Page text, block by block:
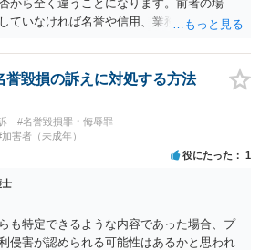
から全く違うことになります。前者の場
ていなければ名誉や信用、業務にかかる犯
誉毀損の訴えに対処する方法
#名誉毀損罪・侮辱罪
加害者（未成年）
役にたった 1
士
も特定できるような内容であった場合、プ
侵害が認められる可能性はあるかと思われ